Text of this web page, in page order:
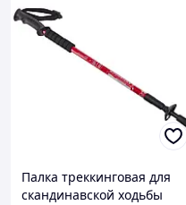
Палка треккинговая для
скандинавской ходьбы